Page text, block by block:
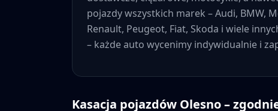
pojazdy wszystkich marek – Audi, BMW,
Renault, Peugeot, Fiat, Skoda i wiele
– każde auto wycenimy indywidualnie i
Kasacja pojazdów Olesno–